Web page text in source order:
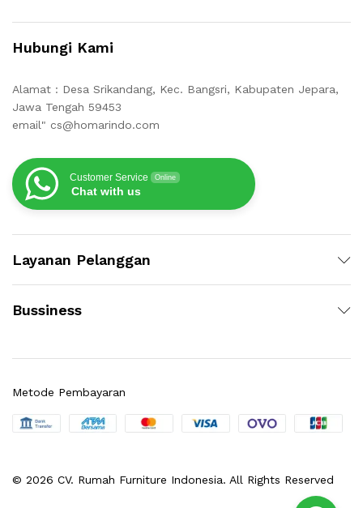
Hubungi Kami
Alamat : Desa Srikandang, Kec. Bangsri, Kabupaten Jepara,
Jawa Tengah 59453
email" cs@homarindo.com
Customer Service Online
Chat with us
Layanan Pelanggan
Bussiness
© 2026 CV. Rumah Furniture Indonesia. All Rights Reserved
Metode Pembayaran